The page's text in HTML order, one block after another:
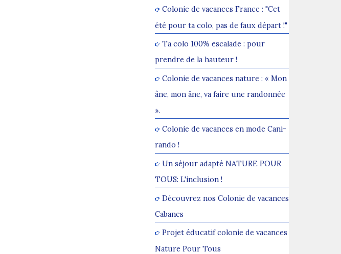
Colonie de vacances France : "Cet
été pour ta colo, pas de faux départ !"
Ta colo 100% escalade : pour
prendre de la hauteur !
Colonie de vacances nature : « Mon
âne, mon âne, va faire une randonnée
».
Colonie de vacances en mode Cani-
rando !
Un séjour adapté NATURE POUR
TOUS: L'inclusion !
Découvrez nos Colonie de vacances
Cabanes
Projet éducatif colonie de vacances
Nature Pour Tous